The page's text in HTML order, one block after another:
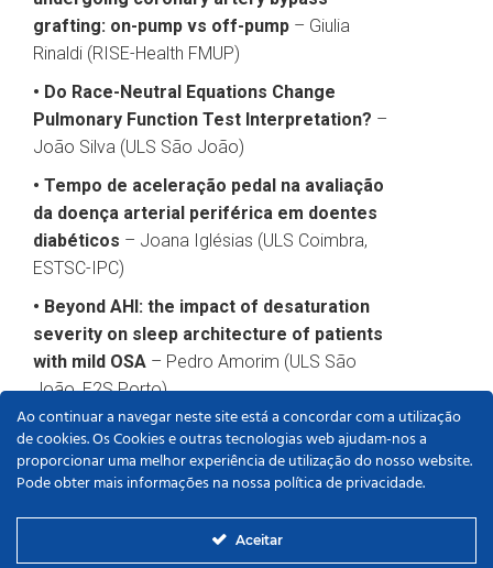
grafting: on-pump vs off-pump – Giulia
Rinaldi (RISE-Health FMUP)
• Do Race-Neutral Equations Change
Pulmonary Function Test Interpretation? –
João Silva (ULS São João)
• Tempo de aceleração pedal na avaliação
da doença arterial periférica em doentes
diabéticos – Joana Iglésias (ULS Coimbra,
ESTSC-IPC)
• Beyond AHI: the impact of desaturation
severity on sleep architecture of patients
with mild OSA – Pedro Amorim (ULS São
João, E2S Porto)
• HTK-Custodiol vs Blood Cardioplegia:
Comparison of Myocardial Protection in
Aortic Valve Surgery – Juliana Mendes (ULS
• Realidade dos Laboratórios de Função
Ao continuar a navegar neste site está a concordar com a utilização
de cookies. Os Cookies e outras tecnologias web ajudam-nos a
proporcionar uma melhor experiência de utilização do nosso website.
Pode obter mais informações na nossa política de privacidade.
Aceitar